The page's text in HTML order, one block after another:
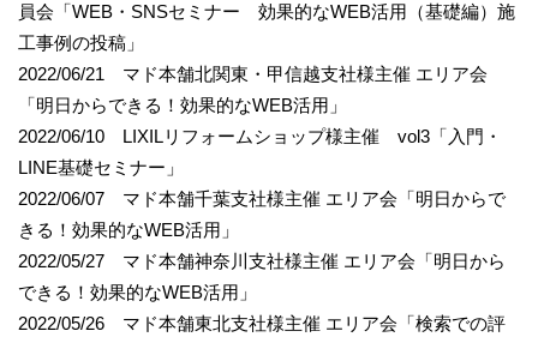
員会「WEB・SNSセミナー 効果的なWEB活用（基礎編）施
工事例の投稿」
2022/06/21 マド本舗北関東・甲信越支社様主催 エリア会
「明日からできる！効果的なWEB活用」
2022/06/10 LIXILリフォームショップ様主催 vol3「入門・
LINE基礎セミナー」
2022/06/07 マド本舗千葉支社様主催 エリア会「明日からで
きる！効果的なWEB活用」
2022/05/27 マド本舗神奈川支社様主催 エリア会「明日から
できる！効果的なWEB活用」
2022/05/26 マド本舗東北支社様主催 エリア会「検索での評